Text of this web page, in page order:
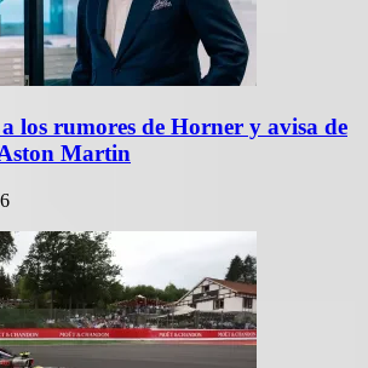
los rumores de Horner y avisa de
Martin